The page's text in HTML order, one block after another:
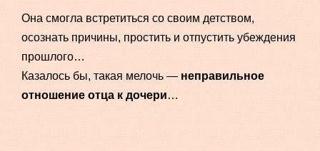
Она смогла встретиться со своим детством,
осознать причины, простить и отпустить убеждения
прошлого…
Казалось бы, такая мелочь — неправильное
отношение отца к дочери…